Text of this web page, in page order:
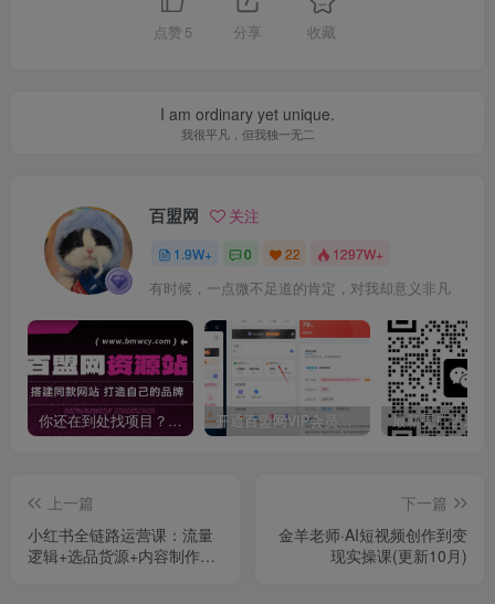
点赞 5 分享 收藏
I am ordinary yet unique.
我很平凡，但我独一无二
百盟网 关注
1.9W+ 0 22 1297W+
有时候，一点微不足道的肯定，对我却意义非凡
你还在到处找项目？还在当韭菜？我靠卖项目一个月收入5万+，曾经我也是个失败者。 开通百盟网VIP会员，尊享全站资源免费下载，享70%的推广提成！！【限时五折优惠】
上一篇
小红书全链路运营课：流量
逻辑+选品货源+内容制作
下一篇
金羊老师·AI短视频创作到变
现实操课(更新10月)